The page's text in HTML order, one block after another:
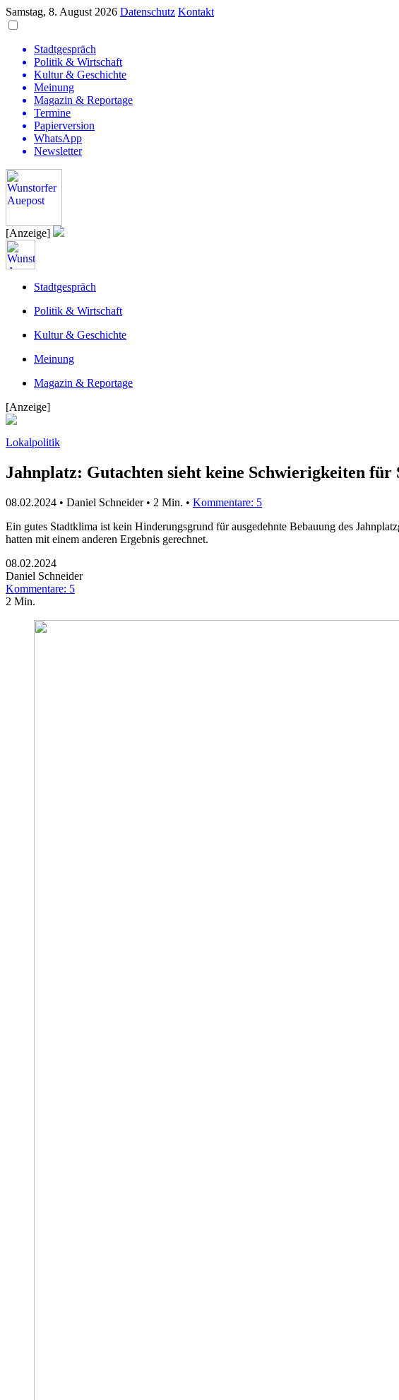
Samstag, 8. August 2026 Datenschutz Kontakt
Stadtgespräch
Politik & Wirtschaft
Kultur & Geschichte
Meinung
Magazin & Reportage
Termine
Papierversion
WhatsApp
Newsletter
[Anzeige]
Stadtgespräch
Politik & Wirtschaft
Kultur & Geschichte
Meinung
Magazin & Reportage
[Anzeige]
Lokalpolitik
Jahnplatz: Gutachten sieht keine Schwierigkeiten für
08.02.2024 • Daniel Schneider • 2 Min. • Kommentare: 5
Ein gutes Stadtklima ist kein Hinderungsgrund für ausgedehnte Bebauung des
hatten mit einem anderen Ergebnis gerechnet.
08.02.2024
Daniel Schneider
Kommentare: 5
2 Min.